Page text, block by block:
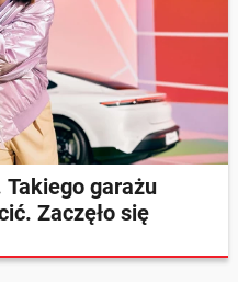
garażu
Zaczęło się